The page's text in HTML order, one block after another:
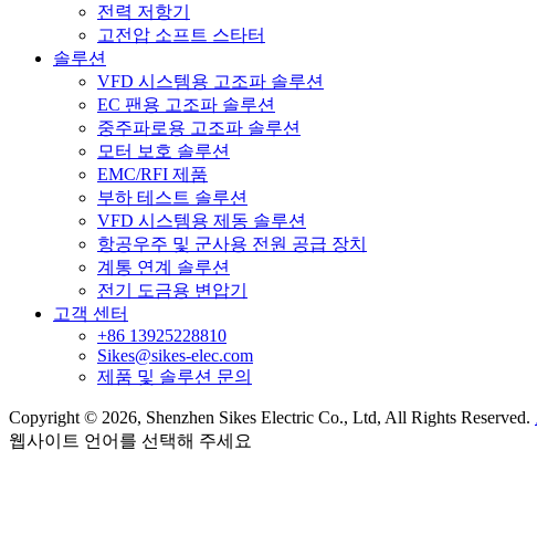
전력 저항기
고전압 소프트 스타터
솔루션
VFD 시스템용 고조파 솔루션
EC 팬용 고조파 솔루션
중주파로용 고조파 솔루션
모터 보호 솔루션
EMC/RFI 제품
부하 테스트 솔루션
VFD 시스템용 제동 솔루션
항공우주 및 군사용 전원 공급 장치
계통 연계 솔루션
전기 도금용 변압기
고객 센터
+86 13925228810
Sikes@sikes-elec.com
제품 및 솔루션 문의
Copyright © 2026, Shenzhen Sikes Electric Co., Ltd, All Rights Reserved.
웹사이트 언어를 선택해 주세요